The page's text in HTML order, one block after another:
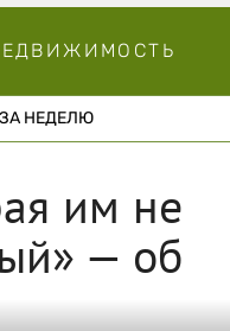
НЕДЕЛЮ
им не
— об